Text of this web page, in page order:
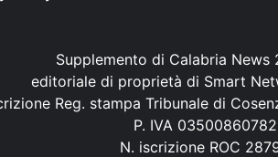
Supplemento di Calabria News
editoriale di proprietà di Smart
Reg. stampa Tribunale di
P. IVA 03500860782
N. iscrizione ROC